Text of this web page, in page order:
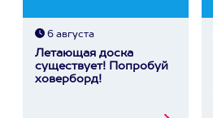
6 августа
Летающая доска
существует! Попробуй
ховерборд!